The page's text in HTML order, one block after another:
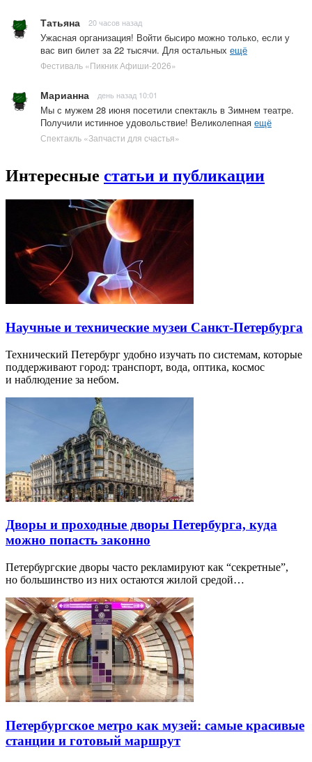
Татьяна 20 часов назад
Ужасная организация! Войти бысиро можно только, если у
вас вип билет за 22 тысячи. Для остальных ещё
Фестиваль «Пикник Афиши-2026»
Марианна день назад 10:01
Мы с мужем 28 июня посетили спектакль в Зимнем театре.
Получили истинное удовольствие! Великолепная ещё
Спектакль «Запчасти для счастья»
Интересные статьи и публикации
Научные и технические музеи Санкт-Петербурга
Технический Петербург удобно изучать по системам, которые
поддерживают город: транспорт, вода, оптика, космос
и наблюдение за небом.
Дворы и проходные дворы Петербурга, куда
можно попасть законно
Петербургские дворы часто рекламируют как “секретные”,
но большинство из них остаются жилой средой…
Петербургское метро как музей: самые красивые
станции и готовый маршрут